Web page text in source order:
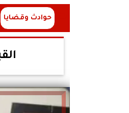
حوادث وقضايا